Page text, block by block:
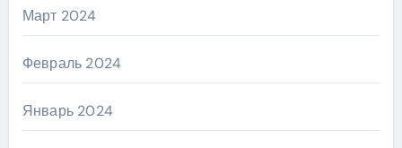
Март 2024
Февраль 2024
Январь 2024